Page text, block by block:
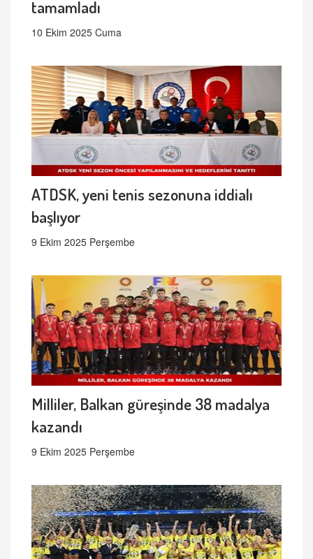
tamamladı
10 Ekim 2025 Cuma
ATDSK, yeni tenis sezonuna iddialı
başlıyor
9 Ekim 2025 Perşembe
Milliler, Balkan güreşinde 38 madalya
kazandı
9 Ekim 2025 Perşembe